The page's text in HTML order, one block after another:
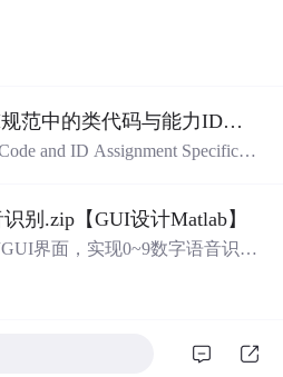
特别是准备期末考试或需要强
的掌握程度；②辅助教师出题
复杂逻辑控制的题目，理解每
以达到真正掌握语言特性的目
案，推动科技创新与产业创新
【计算机硬件】PCI规范中的类代码与能力ID分配：设备功能分类及扩展能力标识系统设计
and ID Assignment Specificati
IDs）的标准编码规范。文档
分类，包括存储控制器、网络
别.zip【GUI设计Matlab】
界面，实现0~9数字语音识别
，包括语音助手、语音控制和
术的发展使得我们能够通过语